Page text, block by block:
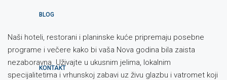
BLOG
KONTAKT
Naši hoteli, restorani i planinske kuće pripremaju posebne
programe i večere kako bi vaša Nova godina bila zaista
nezaboravna. Uživajte u ukusnim jelima, lokalnim
specijalitetima i vrhunskoj zabavi uz živu glazbu i vatromet koji